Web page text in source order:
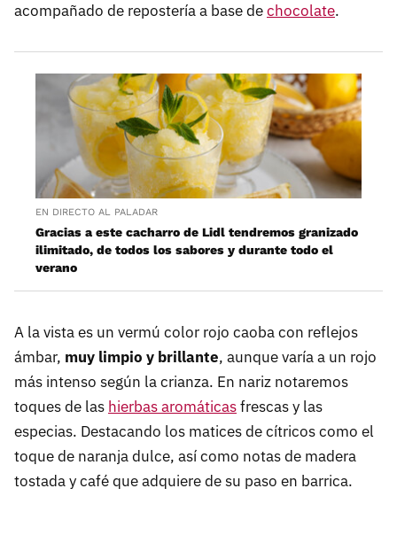
acompañado de repostería a base dechocolate.
EN DIRECTO AL PALADAR
Gracias a este cacharro de Lidl tendremos granizado
ilimitado, de todos los sabores y durante todo el
verano
A la vista es un vermú color rojo caoba con reflejos
ámbar, muy limpio y brillante, aunque varía a un rojo
más intenso según la crianza. En nariz notaremos
toques de las hierbas aromáticasfrescas y las
especias. Destacando los matices de cítricos como el
toque de naranja dulce, así como notas de madera
tostada y café que adquiere de su paso en barrica.